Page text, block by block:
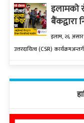
इलामकाे
बैंकद्वारा
इलाम, २६
उत्तरदायित्व (CSR)